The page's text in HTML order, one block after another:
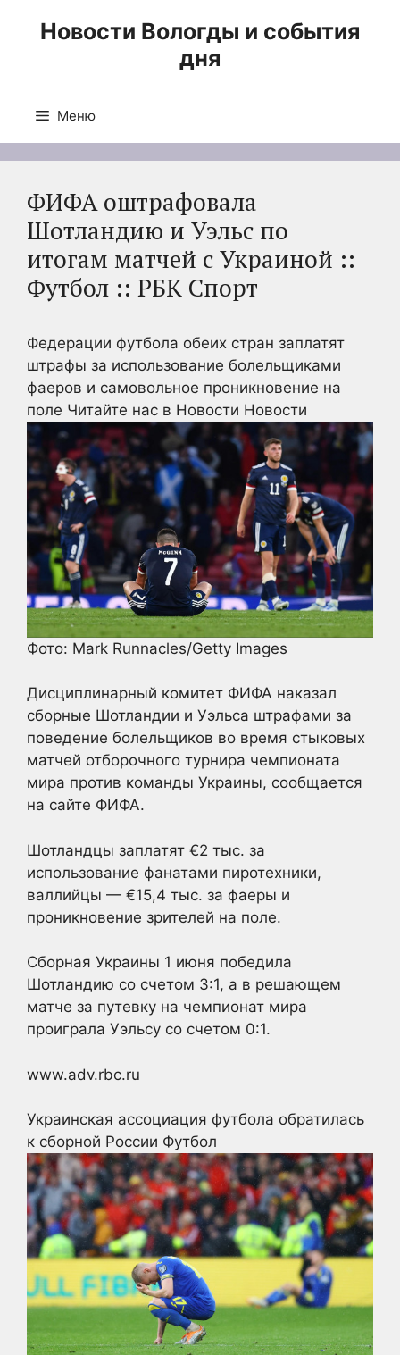
Новости Вологды и события
дня
Меню
ФИФА оштрафовала
Шотландию и Уэльс по
итогам матчей с Украиной ::
Футбол :: РБК Спорт
Федерации футбола обеих стран заплатят
штрафы за использование болельщиками
фаеров и самовольное проникновение на
поле Читайте нас в Новости Новости
Фото: Mark Runnacles/Getty Images
Дисциплинарный комитет ФИФА наказал
сборные Шотландии и Уэльса штрафами за
поведение болельщиков во время стыковых
матчей отборочного турнира чемпионата
мира против команды Украины, сообщается
на сайте ФИФА.
Шотландцы заплатят €2 тыс. за
использование фанатами пиротехники,
валлийцы — €15,4 тыс. за фаеры и
проникновение зрителей на поле.
Сборная Украины 1 июня победила
Шотландию со счетом 3:1, а в решающем
матче за путевку на чемпионат мира
проиграла Уэльсу со счетом 0:1.
www.adv.rbc.ru
Украинская ассоциация футбола обратилась
к сборной России Футбол